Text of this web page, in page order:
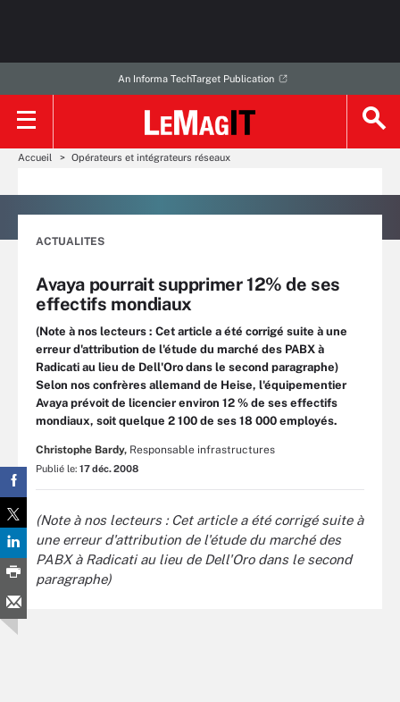
An Informa TechTarget Publication
Accueil Opérateurs et intégrateurs réseaux
ACTUALITES
Avaya pourrait supprimer 12% de ses
effectifs mondiaux
(Note à nos lecteurs : Cet article a été corrigé suite à une
erreur d'attribution de l'étude du marché des PABX à
Radicati au lieu de Dell'Oro dans le second paragraphe)
Selon nos confrères allemand de Heise, l'équipementier
Avaya prévoit de licencier environ 12 % de ses effectifs
mondiaux, soit quelque 2 100 de ses 18 000 employés.
Christophe Bardy, Responsable infrastructures
Publié le: 17 déc. 2008
(Note à nos lecteurs : Cet article a été corrigé suite à
une erreur d'attribution de l'étude du marché des
PABX à Radicati au lieu de Dell'Oro dans le second
paragraphe)